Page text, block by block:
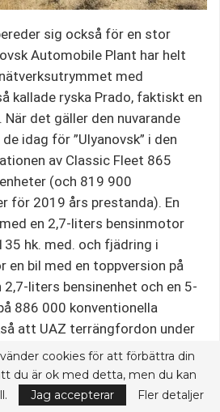
sig också för en stor
Automobile Plant har helt
med
kallade ryska Prado, faktiskt en
det gäller den nuvarande
idag för ”Ulyanovsk” i den
av Classic Fleet 865
(och 819 900
för 2019 års prestanda). En
en 2,7-liters bensinmotor
hk. med. och fjädring i
en bil med en toppversion på
liters bensinenhet och en 5-
886 000 konventionella
att UAZ terrängfordon under
ytterligare en
äntligen utrustad med en 6-
6L50 hydromekanisk
cookies för att förbättra din
du är ok med detta, men du kan
Jag accepterar Fler detaljer